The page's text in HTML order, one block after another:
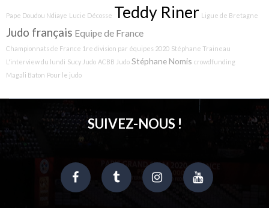
Pape Doudou Ndiaye Lucie Décosse Teddy Riner Ligue de Bretagne
Judo français Equipe de France
Championnats de France 1re division par équipes 2020 Stéphane Traineau
L'interview du lundi Sucy Judo ACBB Judo Stéphane Nomis crowdfunding
Magali Baton Pour le judo
SUIVEZ-NOUS !